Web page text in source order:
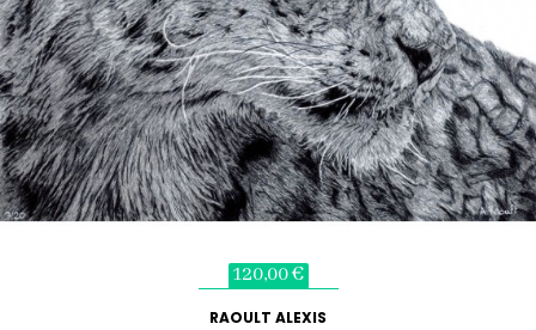
120,00 €
RAOULT ALEXIS